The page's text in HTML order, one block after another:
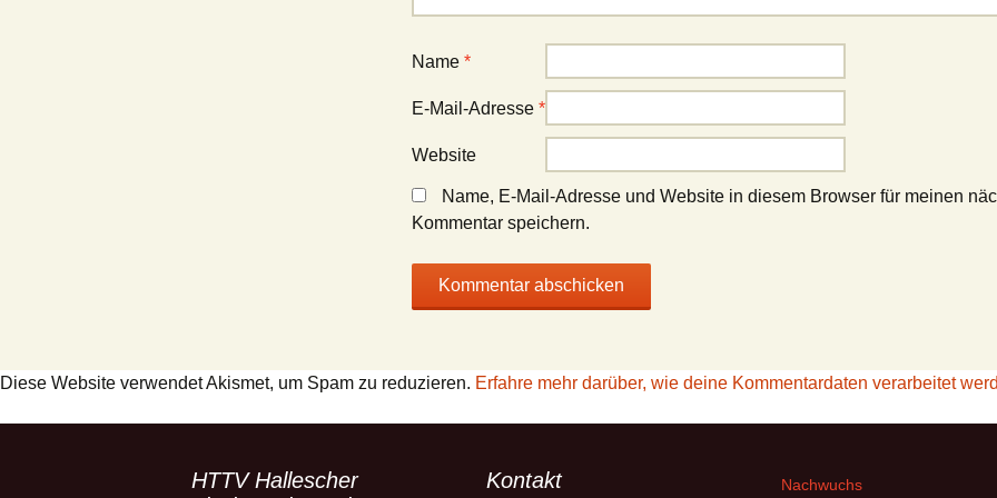
Name *
E-Mail-Adresse *
Website
Name, E-Mail-Adresse und Website in diesem Browser für meinen
Kommentar speichern.
Diese Website verwendet Akismet, um Spam zu reduzieren. Erfahre mehr darüber, wie deine Kommentardaten verarbeitet
HTTV Hallescher
Kontakt Nachwuchs